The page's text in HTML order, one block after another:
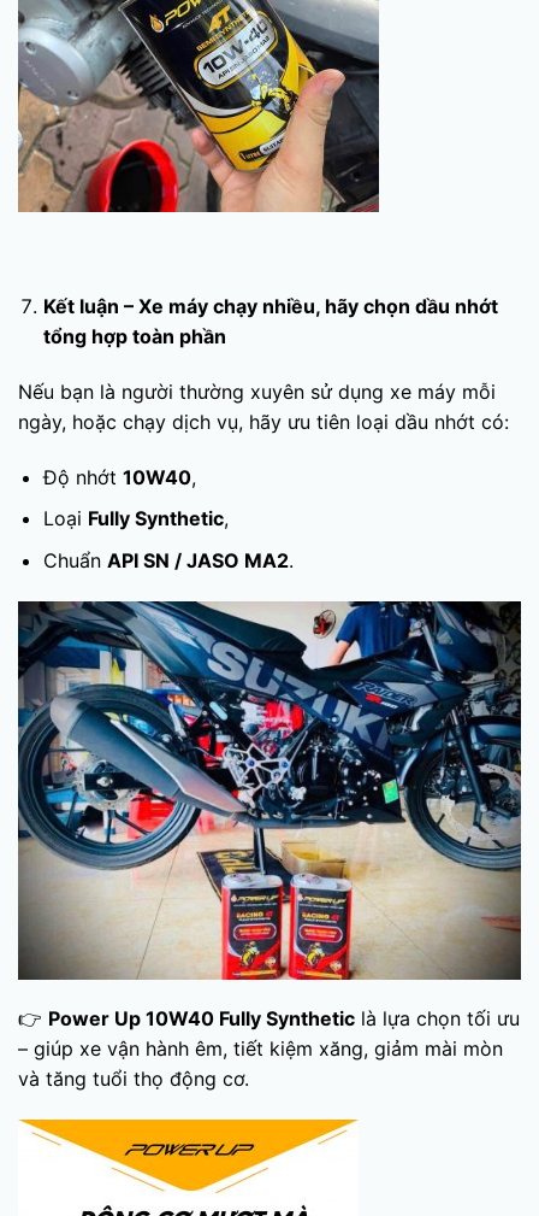
Kết luận – Xe máy chạy nhiều, hãy chọn dầu nhớt
tổng hợp toàn phần
Nếu bạn là người thường xuyên sử dụng xe máy mỗi
ngày, hoặc chạy dịch vụ, hãy ưu tiên loại dầu nhớt có:
Độ nhớt 10W40,
Loại Fully Synthetic,
Chuẩn API SN / JASO MA2.
👉 Power Up 10W40 Fully Synthetic là lựa chọn tối ưu
– giúp xe vận hành êm, tiết kiệm xăng, giảm mài mòn
và tăng tuổi thọ động cơ.